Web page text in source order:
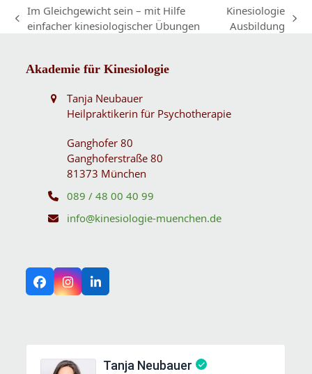
vorheriger
Im Gleichgewicht sein – mit Hilfe
einfacher kinesiologischer Übungen
Nächster
Kinesiologie
Ausbildung
Akademie für Kinesiologie
Tanja Neubauer
Heilpraktikerin für Psychotherapie
Ganghofer 80
Ganghoferstraße 80
81373 München
089 / 48 00 40 99
info@kinesiologie-muenchen.de
Facebook
Instagram
LinkedIn